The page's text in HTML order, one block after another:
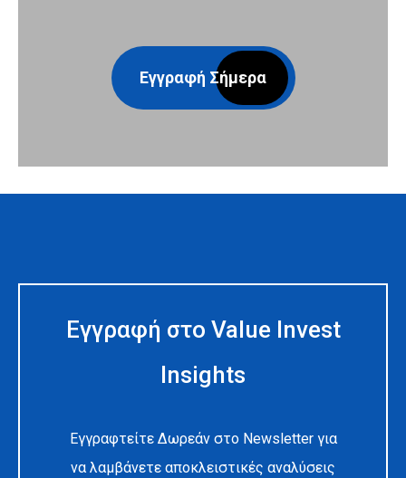
Εγγραφή Σήμερα
Εγγραφή στο Value Invest
Insights
Εγγραφτείτε Δωρεάν στο Newsletter για
να λαμβάνετε αποκλειστικές αναλύσεις